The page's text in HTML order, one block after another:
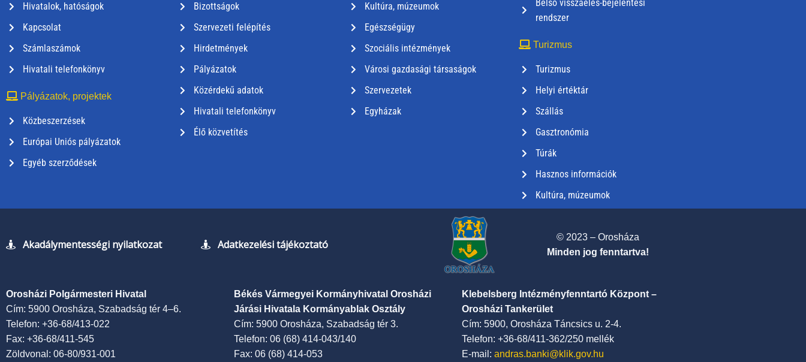
Hivatalok, hatóságok
Kapcsolat
Számlaszámok
Hivatali telefonkönyv
Pályázatok, projektek
Közbeszerzések
Európai Uniós pályázatok
Egyéb szerződések
Bizottságok
Szervezeti felépítés
Hirdetmények
Pályázatok
Közérdekű adatok
Hivatali telefonkönyv
Élő közvetítés
Kultúra, múzeumok
Egészségügy
Szociális intézmények
Városi gazdasági társaságok
Szervezetek
Egyházak
Belső visszaélés-bejelentési
rendszer
Turizmus
Turizmus
Helyi értéktár
Szállás
Gasztronómia
Túrák
Hasznos információk
Kultúra, múzeumok
Akadálymentességi nyilatkozat Adatkezelési tájékoztató
© 2023 – Orosháza
Minden jog fenntartva!
Orosházi Polgármesteri Hivatal
Cím: 5900 Orosháza, Szabadság tér 4–6.
Telefon: +36-68/413-022
Fax: +36-68/411-545
Zöldvonal: 06-80/931-001
Békés Vármegyei Kormányhivatal Orosházi
Járási Hivatala Kormányablak Osztály
Cím: 5900 Orosháza, Szabadság tér 3.
Telefon: 06 (68) 414-043/140
Fax: 06 (68) 414-053
Klebelsberg Intézményfenntartó Központ –
Orosházi Tankerület
Cím: 5900, Orosháza Táncsics u. 2-4.
Telefon: +36-68/411-362/250 mellék
E-mail: andras.banki@klik.gov.hu